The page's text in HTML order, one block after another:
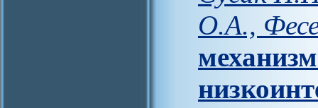
О.А.,